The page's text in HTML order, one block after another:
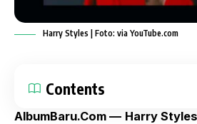
Harry Styles | Foto: via YouTube.com
Contents
AlbumBaru.Com — Harry Styles